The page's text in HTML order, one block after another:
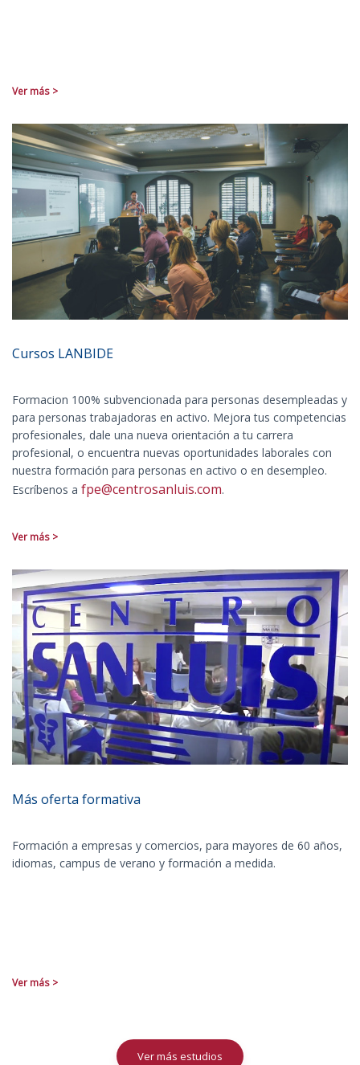
Ver más >
Cursos LANBIDE
Formacion 100% subvencionada para personas desempleadas y
para personas trabajadoras en activo. Mejora tus competencias
profesionales, dale una nueva orientación a tu carrera
profesional, o encuentra nuevas oportunidades laborales con
nuestra formación para personas en activo o en desempleo.
Escríbenos a fpe@centrosanluis.com.
Ver más >
Más oferta formativa
Formación a empresas y comercios, para mayores de 60 años,
idiomas, campus de verano y formación a medida.
Ver más >
Ver más estudios